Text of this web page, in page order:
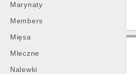
Marynaty
Members
Mięsa
Mleczne
Nalewki